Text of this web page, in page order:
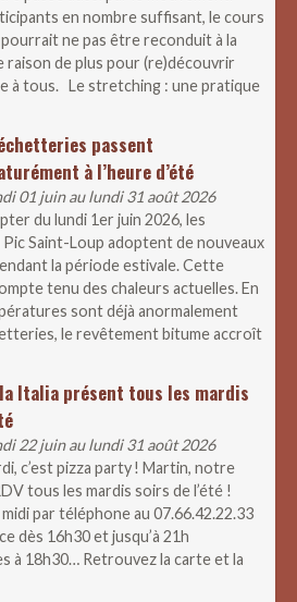
en nombre suffisant, le cours
ne pas être reconduit à la
raison de plus pour (re)découvrir
à tous. Le stretching : une pratique
passent
à l’heure d’été
01 juin au lundi 31 août 2026
du lundi 1er juin 2026, les
Saint-Loup adoptent de nouveaux
la période estivale. Cette
tenu des chaleurs actuelles. En
sont déjà anormalement
le revêtement bitume accroît
Italia présent tous les mardis
22 juin au lundi 31 août 2026
c’est pizza party ! Martin, notre
tous les mardis soirs de l’été !
par téléphone au 07.66.42.22.33
dès 16h30 et jusqu’à 21h
à 18h30… Retrouvez la carte et la